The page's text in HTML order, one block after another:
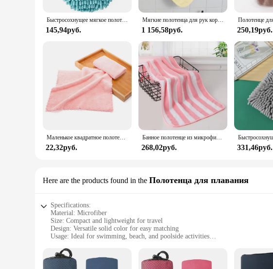
Быстросохнущее мягкое полотенце из микрофибры
145,94руб.
Мягкие полотенца для рук кораллового бархата с бантом, утолщенное полотенце из микрофибры для ванной комнаты, впитывающие тряпки для чистки, домашняя кухня, салфетки для мытья посуды
1 156,58руб. 250,19руб.
Маленькое квадратное полотенце из микрофибры, 25 х25 см
22,32руб.
Банное полотенце из микрофибры, 35x75 см
268,02руб. 331,46руб.
Here are the products found in the Полотенца для плавания
Specifications:
Material: Microfiber
Size: Compact and lightweight for travel
Design: Versatile solid color for easy matching
Usage: Ideal for swimming, beach, and poolside activities
Quantity: Available in sets for wholesale and retail purchases
Features: